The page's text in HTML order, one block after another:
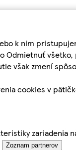
k nim
Odmietnuť
však zmení
cookies v
Zoznam partnerov